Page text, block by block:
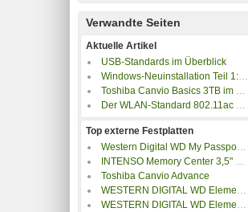
Verwandte Seiten
Aktuelle Artikel
USB-Standards im Überblick
Windows-Neuinstallation Teil 1: Datensicherung & Vorbereitung
Toshiba Canvio Basics 3TB im 2,5-Zoll-Format
Der WLAN-Standard 802.11ac kommt
Top externe Festplatten
Western Digital WD My Passport 2019
INTENSO Memory Center 3,5" USB 3.0
Toshiba Canvio Advance
WESTERN DIGITAL WD Elements Tragbare Festplatten
WESTERN DIGITAL WD Elements Desktop USB 3.0